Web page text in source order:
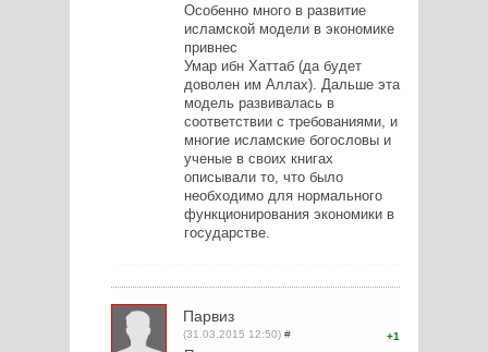
Особенно много в развитие
исламской модели в экономике
привнес
Умар ибн Хаттаб (да будет
доволен им Аллах). Дальше эта
модель развивалась в
соответствии с требованиями, и
многие исламские богословы и
ученые в своих книгах
описывали то, что было
необходимо для нормального
функционирования экономики в
государстве.
Парвиз
(31.03.2015 12:50) # 1